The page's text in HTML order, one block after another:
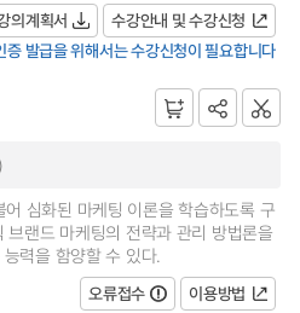
의계획서
수강안내 및 수강신청
증 발급을 위해서는 수강신청이 필요합니다
심화된 마케팅 이론을 학습하도록 구
랜드 마케팅의 전략과 관리 방법론을
력을 함양할 수 있다.
오류접수
이용방법